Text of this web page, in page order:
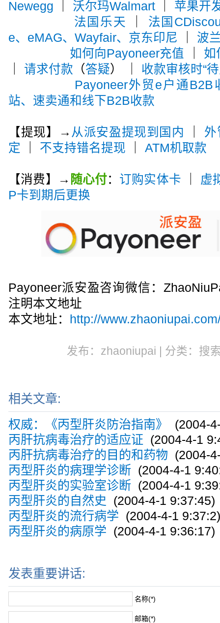
Newegg 沃尔玛Walmart
苹果开
法国乐天
法国
e、eMAG、Wayfair、京东印尼
波
如何向Payoneer充值
如
请求付款 （答疑） ｜ 收款审核时“
Payoneer外贸e户通B2B
站、速卖通和线下B2B收款
【提现】→ 从派安盈提现到国内
外
定
不支持错名提现 ｜ATM机取款
【消费】→ 随心付： 订购实体卡
虚
P卡到期后更换
Payoneer派安盈咨询微信：
注明本文地址
本文地址：
http://
发布：zhaoniupai | 分类：搜
相关文章:
权威：《丙型肝炎防治指南》
(2004-
丙肝抗病毒治疗的适应证 (2004-4-1
丙肝抗病毒治疗的目的和药物 (2004-
丙型肝炎的病理学诊断 (2004-4-1
丙型肝炎的实验室诊断 (2004-4-1
丙型肝炎的自然史 (2004-4-1 9:37:45)
丙型肝炎的流行病学 (2004-4-1
丙型肝炎的病原学 (2004-4-1 9:36:17)
发表重要讲话:
名称(*)
邮箱(*)